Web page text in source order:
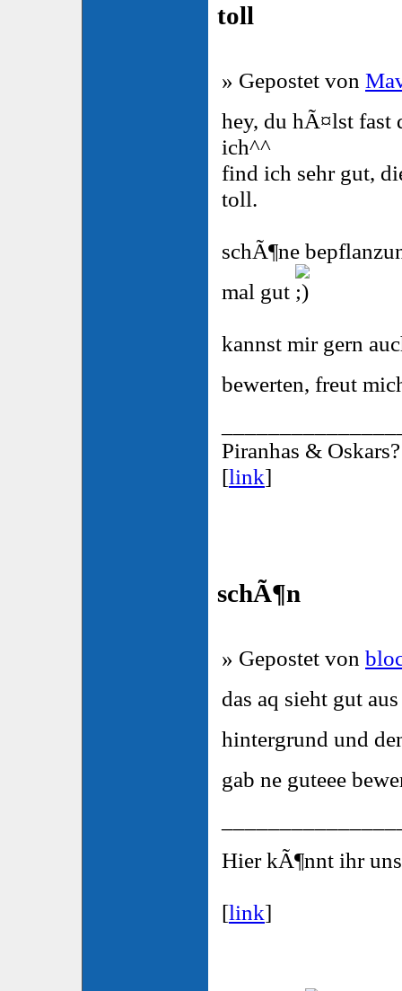
toll
» Gepostet von
hey, du hÃ¤lst fast
ich^^
find ich sehr gut,
toll.
schÃ¶ne
mal gut
kannst mir gern
bewerten, freut
Piranhas &
[link]
schÃ¶n
» Gepostet von
das aq sieht gut
hintergrund und
gab ne guteee
Hier kÃ¶nnt ihr
[link]